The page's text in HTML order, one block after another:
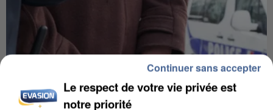
Le respect de votre vie privée est
notre priorité
Continuer sans accepter